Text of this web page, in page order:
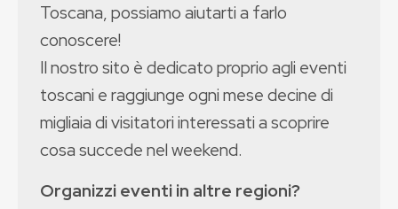
Toscana, possiamo aiutarti a farlo
conoscere!
Il nostro sito è dedicato proprio agli eventi
toscani e raggiunge ogni mese decine di
migliaia di visitatori interessati a scoprire
cosa succede nel weekend.
Organizzi eventi in altre regioni?